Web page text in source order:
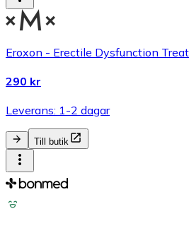
Eroxon - Erectile Dysfunction
290 kr
Leverans: 1-2 dagar
Till butik